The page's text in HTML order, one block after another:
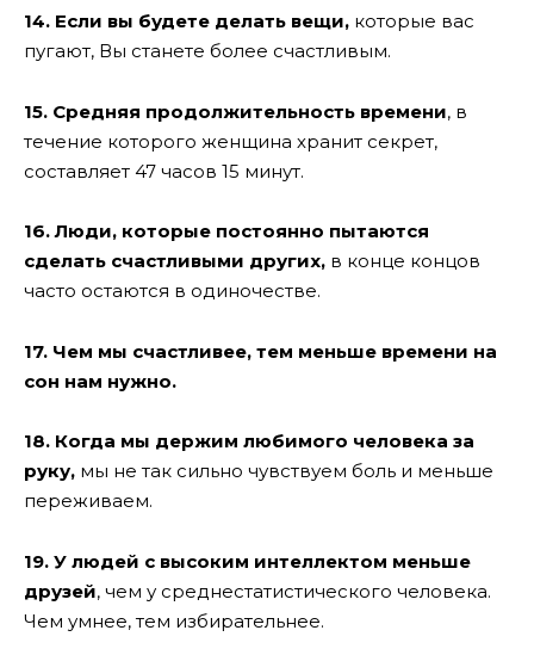
14. Если вы будете делать вещи, которые вас
пугают, Вы станете более счастливым.
15. Средняя продолжительность времени, в
течение которого женщина хранит секрет,
составляет 47 часов 15 минут.
16. Люди, которые постоянно пытаются
сделать счастливыми других, в конце концов
часто остаются в одиночестве.
17. Чем мы счастливее, тем меньше времени на
сон нам нужно.
18. Когда мы держим любимого человека за
руку, мы не так сильно чувствуем боль и меньше
переживаем.
19. У людей с высоким интеллектом меньше
друзей, чем у среднестатистического человека.
Чем умнее, тем избирательнее.